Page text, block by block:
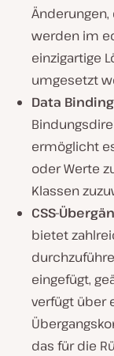
werden im
einzigartige
umgesetzt
Data
ermöglicht
oder Werte
Klassen
CSS-
bietet
eingefügt,
verfügt über
das für die